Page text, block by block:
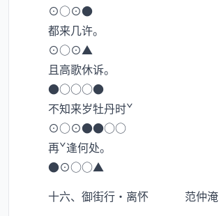
⊙○⊙●
都来几许。
⊙○⊙▲
且高歌休诉。
●○○○●
不知来岁牡丹时ˇ
⊙○⊙●●○○
再ˇ逢何处。
●⊙○○▲
十六、御街行·离怀 范仲淹